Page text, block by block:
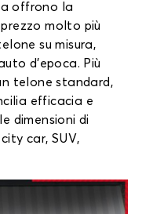
offrono la
molto più
su misura,
d'epoca. Più
telone standard,
efficacia e
dimensioni di
car, SUV,